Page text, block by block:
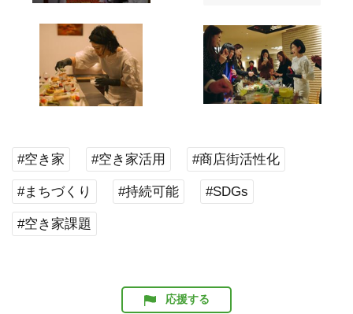
#空き家 #空き家活用 #商店街活性化
#まちづくり #持続可能 #SDGs
#空き家課題
応援する